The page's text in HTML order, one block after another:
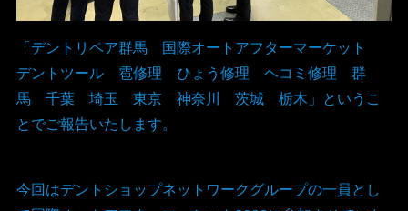
「デントリペア群馬 国際オートアフターマーケット
デントツール 雹修理 ひょう修理 ヘコミ修理 群
馬 千葉 埼玉 東京 神奈川 茨城 栃木」というこ
とでご報告いたします。
今回はデントショップネットワークグループの一員とし